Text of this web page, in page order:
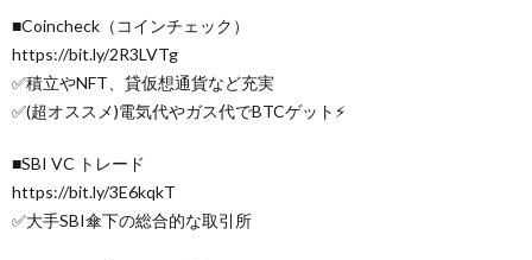
■Coincheck（コインチェック）
https://bit.ly/2R3LVTg
✅積立やNFT、貸仮想通貨など充実
✅(超オススメ)電気代やガス代でBTCゲット⚡
■SBI VC トレード
https://bit.ly/3E6kqkT
✅大手SBI傘下の総合的な取引所